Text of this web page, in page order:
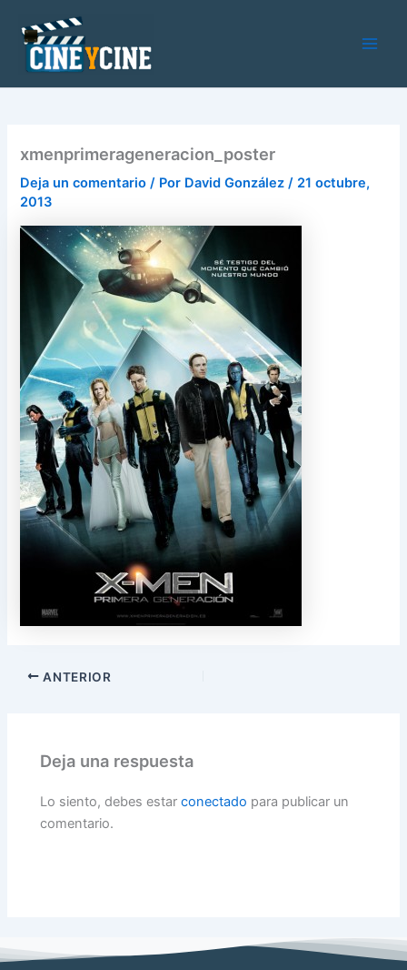
contenido
xmenprimerageneracion_poster
Deja un comentario / Por David González/ 21 octubre,
2013
ANTERIOR
Deja una respuesta
Lo siento, debes estarconectado para publicar un
comentario.